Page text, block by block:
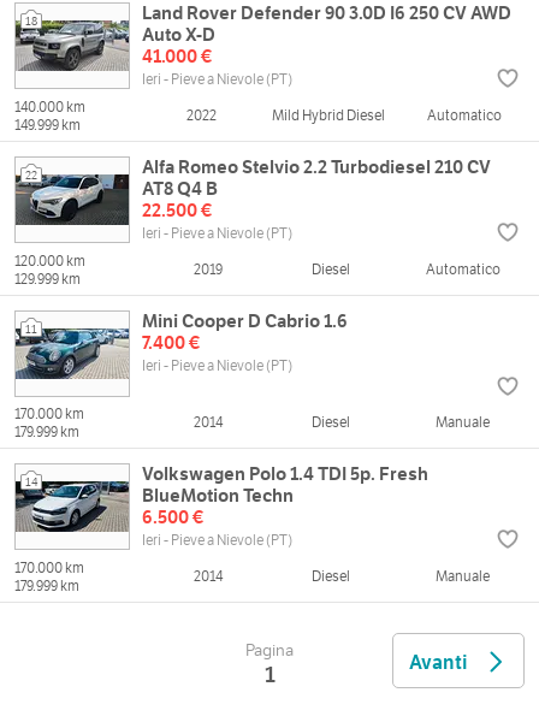
18
Land Rover Defender 90 3.0D I6 250 CV AWD
Auto X-D
41.000 €
Ieri - Pieve a Nievole (PT)
140.000 km
149.999 km
2022 Mild Hybrid Diesel Automatico
22
Alfa Romeo Stelvio 2.2 Turbodiesel 210 CV
AT8 Q4 B
22.500 €
Ieri - Pieve a Nievole (PT)
120.000 km
129.999 km
2019 Diesel Automatico
11
Mini Cooper D Cabrio 1.6
7.400 €
Ieri - Pieve a Nievole (PT)
170.000 km
179.999 km
2014 Diesel Manuale
14
Volkswagen Polo 1.4 TDI 5p. Fresh
BlueMotion Techn
6.500 €
Ieri - Pieve a Nievole (PT)
170.000 km
179.999 km
2014 Diesel Manuale
Pagina
1 Avanti